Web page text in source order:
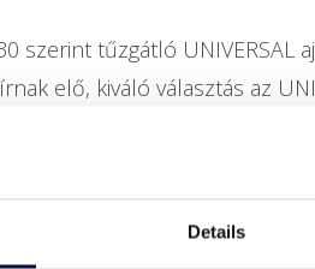
Details
szerint tűzgátló
elő, kiváló választás az